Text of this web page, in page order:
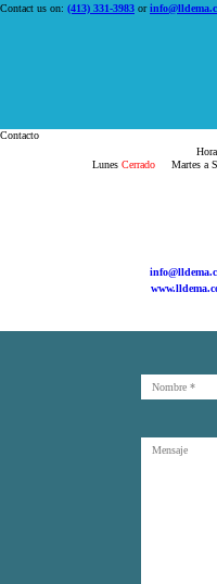
Contact us on: (413) 331-3983 or
Contacto
Lunes Cerrado Martes a